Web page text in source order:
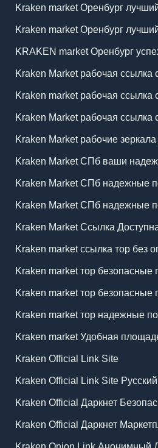
Kraken market Оренбург
Kraken market Оренбург
KRAKEN market Оренбург
Kraken Market рабочая ссылка
Kraken market рабочая ссылка
Kraken Market рабочая ссылка
Kraken Market рабочие зеркала
Kraken Market СПб ваши
Kraken Market СПб надежные
Kraken Market СПб надежные
Kraken Market Ссылка
Kraken market ссылка тор без
Kraken market тор безопасные
Kraken market тор безопасные
Kraken market тор надежные
Kraken market Удобная
Kraken Official Link Site
Kraken Official Link Site
Kraken Official Даркнет
Kraken Official Даркнет